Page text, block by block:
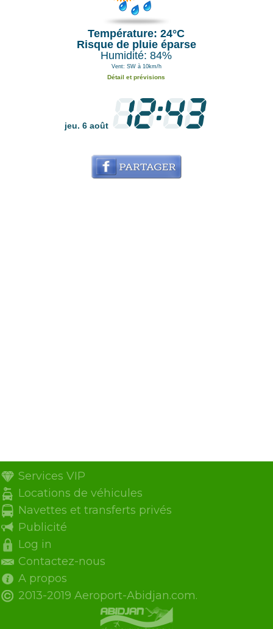
Température: 24°C
Risque de pluie éparse
Humidité: 84%
Vent: SW à 10km/h
Détail et prévisions
jeu. 6 août
Services VIP
Locations de véhicules
Navettes et transferts privés
Publicité
Log in
Contactez-nous
A propos
2013-2019 Aeroport-Abidjan.com.